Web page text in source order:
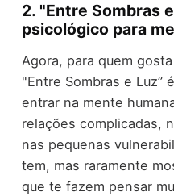
2. "Entre Sombras
psicológico para
Agora, para quem
"Entre Sombras e Luz”
entrar na mente
relações complicadas,
nas pequenas
tem, mas raramente
que te fazem pensar